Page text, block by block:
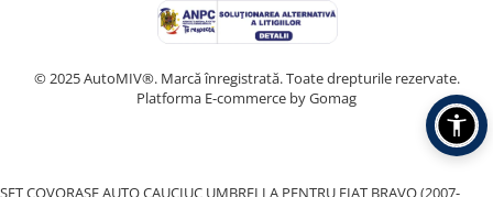
© 2025 AutoMIV®. Marcă înregistrată. Toate drepturile rezervate.
Platforma E-commerce by Gomag